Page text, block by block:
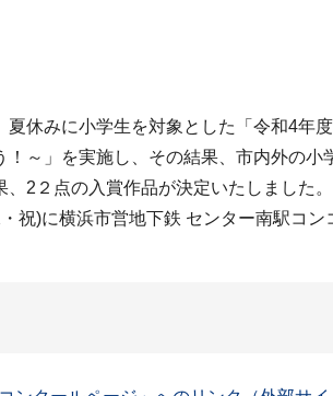
休みに小学生を対象とした「令和4年
～」を実施し、その結果、市内外の小
2２点の入賞作品が決定いたしました。
祝)に横浜市営地下鉄 センター南駅コン